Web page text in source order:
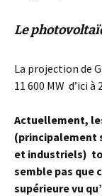
Le
La projection de
11 600 MW d’ici
Actuellement,
(principalement
et industriels)
semble pas que
supérieure vu